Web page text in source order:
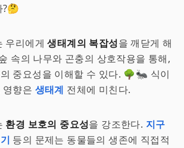
?🤔
우리에게생태계의 복잡성을 깨닫게 해
속의 나무와 곤충의 상호작용을 통해,
의 중요성을 이해할 수 있다. 🌳🐜 식이
향은 생태계 전체에 미친다.
환경 보호의 중요성을 강조한다. 지구
등의 문제는 동물들의 생존에 직접적